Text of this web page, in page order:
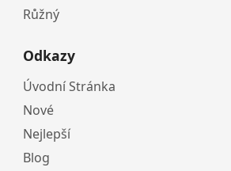
Růžný
Odkazy
Úvodní Stránka
Nové
Nejlepší
Blog